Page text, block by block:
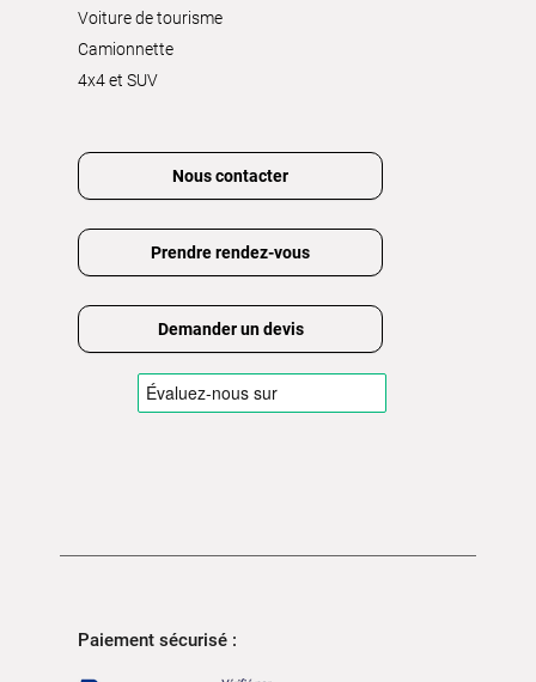
Voiture de tourisme
Camionnette
4x4 et SUV
Nous contacter
Prendre rendez-vous
Demander un devis
Paiement sécurisé :